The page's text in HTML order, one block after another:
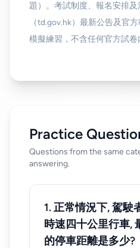
題）。考試制度、報名安排
（td.gov.hk）最新公告及官
模擬練習，不含任何官方試卷
Practice
Questions from the same
answering.
1. 正常情況下, 駕駛
時速四十公里行車,
的停車距離是多少?